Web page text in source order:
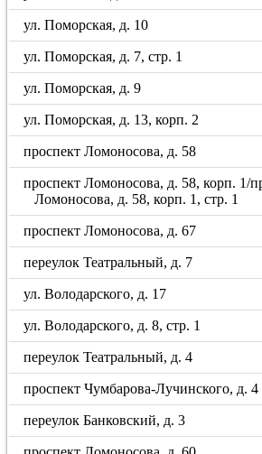
ул. Поморская, д. 10
ул. Поморская, д. 7, стр. 1
ул. Поморская, д. 9
ул. Поморская, д. 13, корп. 2
проспект Ломоносова, д. 58
проспект Ломоносова, д. 58, корп. 1/
Ломоносова, д. 58, корп. 1, стр. 1
проспект Ломоносова, д. 67
переулок Театральный, д. 7
ул. Володарского, д. 17
ул. Володарского, д. 8, стр. 1
переулок Театральный, д. 4
проспект Чумбарова-Лучинского, д. 4
переулок Банковский, д. 3